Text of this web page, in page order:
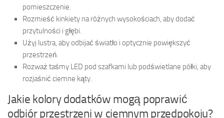
pomieszczenie.
Rozmieść kinkiety na różnych wysokościach, aby dodać
przytulności i głębi.
Użyj lustra, aby odbijać światło i optycznie powiększyć
przestrzeń.
Rozważ taśmy LED pod szafkami lub podświetlane półki, aby
rozjaśnić ciemne kąty.
Jakie kolory dodatków mogą poprawić
odbiór przestrzeni w ciemnym przedpokoju?